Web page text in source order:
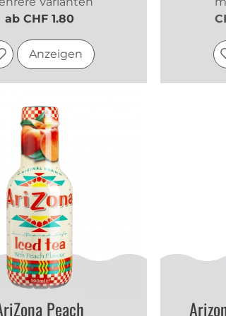
ab CHF 1.80
Anzeigen
Peach